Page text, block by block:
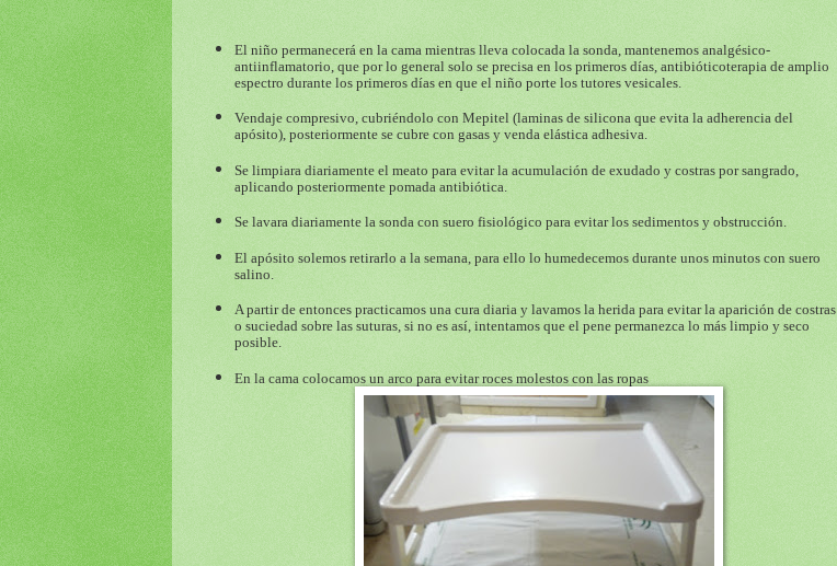
El niño permanecerá en la cama mientras lleva colocada la sonda, mantenemos analgésico-
antiinflamatorio, que por lo general solo se precisa en los primeros días, antibióticoterapia de amplio
espectro durante los primeros días en que el niño porte los tutores vesicales.
Vendaje compresivo, cubriéndolo con Mepitel (laminas de silicona que evita la adherencia del
apósito), posteriormente se cubre con gasas y venda elástica adhesiva.
Se limpiara diariamente el meato para evitar la acumulación de exudado y costras por sangrado,
aplicando posteriormente pomada antibiótica.
Se lavara diariamente la sonda con suero fisiológico para evitar los sedimentos y obstrucción.
El apósito solemos retirarlo a la semana, para ello lo humedecemos durante unos minutos con suero
salino.
A partir de entonces practicamos una cura diaria y lavamos la herida para evitar la aparición de costras
o suciedad sobre las suturas, si no es así, intentamos que el pene permanezca lo más limpio y seco
posible.
En la cama colocamos un arco para evitar roces molestos con las ropas